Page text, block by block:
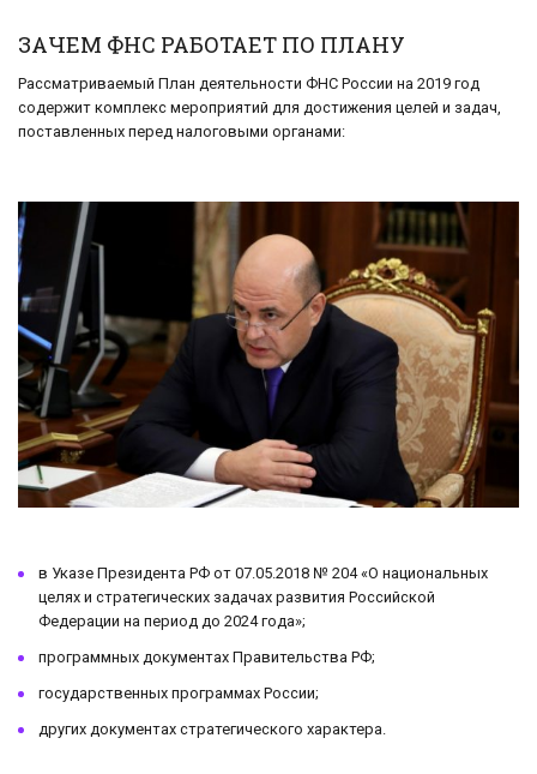
ЗАЧЕМ ФНС РАБОТАЕТ ПО ПЛАНУ
Рассматриваемый План деятельности ФНС России на 2019 год
содержит комплекс мероприятий для достижения целей и задач,
поставленных перед налоговыми органами:
в Указе Президента РФ от 07.05.2018 № 204 «О национальных
целях и стратегических задачах развития Российской
Федерации на период до 2024 года»;
программных документах Правительства РФ;
государственных программах России;
других документах стратегического характера.